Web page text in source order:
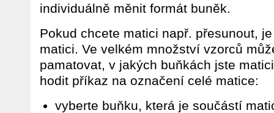
individuálně měnit formát buněk.
Pokud chcete matici např. přesunout,
matici. Ve velkém množství vzorců
pamatovat, v jakých buňkách jste
hodit příkaz na označení celé matice:
vyberte buňku, která je součástí